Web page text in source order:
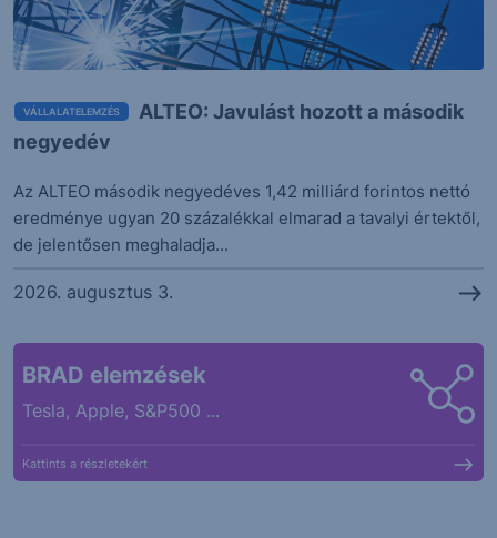
VÁLLALATELEMZÉS
ALTEO: Javulást hozott a második
negyedév
Az ALTEO második negyedéves 1,42 milliárd forintos nettó
eredménye ugyan 20 százalékkal elmarad a tavalyi értektől,
de jelentősen meghaladja...
2026. augusztus 3.
BRAD elemzések
Tesla, Apple, S&P500 ...
Kattints a részletekért